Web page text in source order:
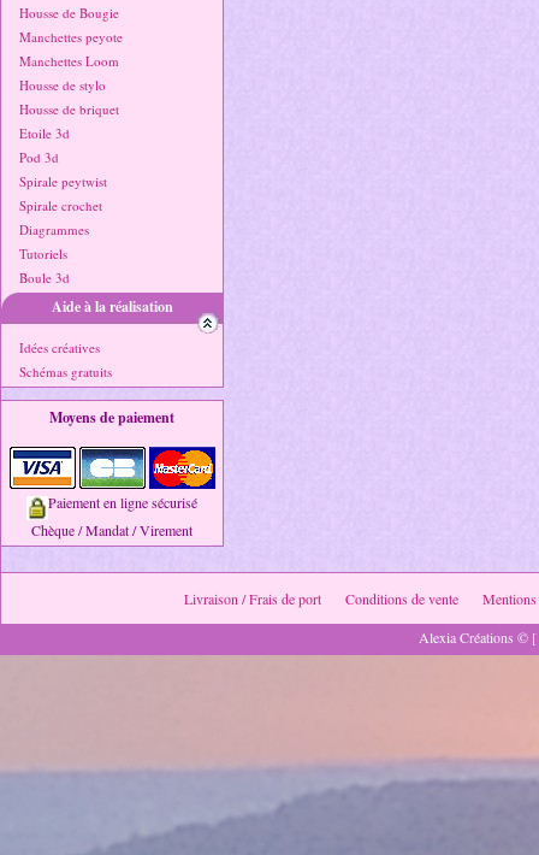
Housse de Bougie
Manchettes peyote
Manchettes Loom
Housse de stylo
Housse de briquet
Etoile 3d
Pod 3d
Spirale peytwist
Spirale crochet
Diagrammes
Tutoriels
Boule 3d
Aide à la réalisation
Idées créatives
Schémas gratuits
Moyens de paiement
Paiement en ligne sécurisé
Chèque / Mandat / Virement
Livraison / Frais de port Conditions de vente
Mentions
Alexia Créations ©